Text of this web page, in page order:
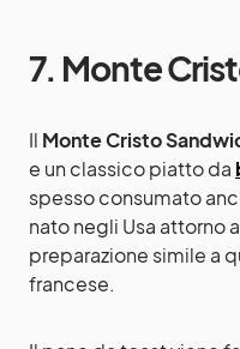
7. Monte
Il Monte Cristo
e un classico piatto da
spesso consumato
nato negli Usa attorno
preparazione simile a
francese.